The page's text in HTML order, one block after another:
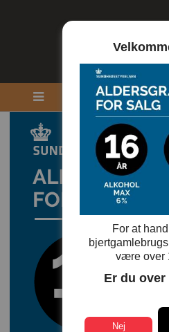
For at
være over
Er du over
Nej